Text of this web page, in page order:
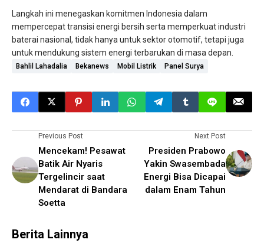
Langkah ini menegaskan komitmen Indonesia dalam
mempercepat transisi energi bersih serta memperkuat industri
baterai nasional, tidak hanya untuk sektor otomotif, tetapi juga
untuk mendukung sistem energi terbarukan di masa depan.
Bahlil Lahadalia Bekanews Mobil Listrik Panel Surya
Previous Post
Mencekam! Pesawat
Batik Air Nyaris
Tergelincir saat
Mendarat di Bandara
Soetta
Next Post
Presiden Prabowo
Yakin Swasembada
Energi Bisa Dicapai
dalam Enam Tahun
Berita Lainnya